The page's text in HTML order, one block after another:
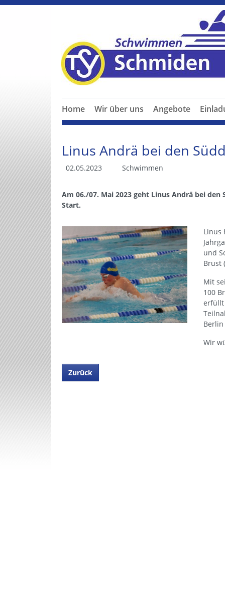
Home Wir über uns Angebote
Linus Andrä bei den
02.05.2023 Schwimmen
Am 06./07. Mai 2023 geht Linus Andrä bei
Start.
Linus
und
Brust
Mit
100
erfüllt
Berlin
Wir
Zurück